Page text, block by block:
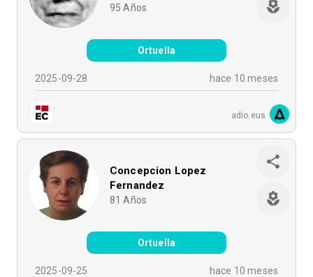
95 Años
Ortuella
2025-09-28 hace 10 meses
adio.eus
Concepcion Lopez
Fernandez
81 Años
Ortuella
2025-09-25 hace 10 meses